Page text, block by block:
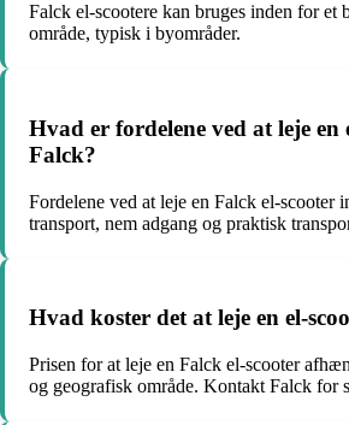
Falck el-scootere kan bruges inden for et
område, typisk i byområder.
Hvad er fordelene ved at leje en
Falck?
Fordelene ved at leje en Falck el-scooter
transport, nem adgang og praktisk
Hvad koster det at leje en el-
Prisen for at leje en Falck el-scooter
og geografisk område. Kontakt Falck for